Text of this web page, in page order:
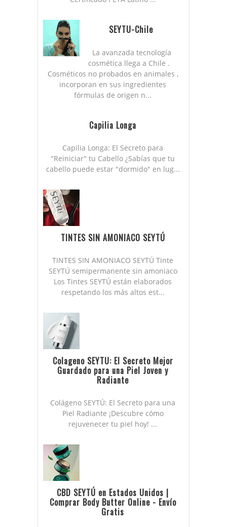
SEYTU-Chile
La avanzada tecnología
cosmética llega a Chile .
Cosméticos no probados en animales ,
incorporan en sus ingredientes
fórmulas de origen n...
Capilia Longa
Capilia Longa: El Secreto para
"Reiniciar" tu Cabello ¿Sabías que tu
cabello puede estar "dormido" en lug...
TINTES SIN AMONIACO SEYTÚ
TINTES SIN AMONIACO SEYTÚ Tinte
SEYTÚ semipermanente sin amoniaco
Los Tintes SEYTÚ están elaborados
respetando los más altos est...
Colageno SEYTU: El Secreto Mejor
Guardado para una Piel Joven y
Radiante
Colágeno SEYTÚ: El Secreto para una
Piel Radiante ¡Descubre cómo
rejuvenecer tu piel hoy! ...
CBD SEYTÚ en Estados Unidos |
Comprar Body Butter Online - Envío
Gratis